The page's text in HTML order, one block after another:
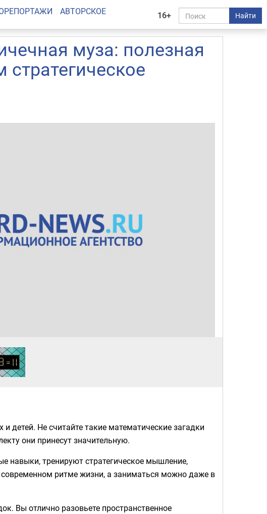
16+ Найти
АВТОРСКОЕ
муза: полезная
детей. Не считайте такие математические загадки
они принесут значительную.
навыки, тренируют стратегическое мышление,
ритме жизни, а заниматься можно даже в
Вы отлично разовьете пространственное